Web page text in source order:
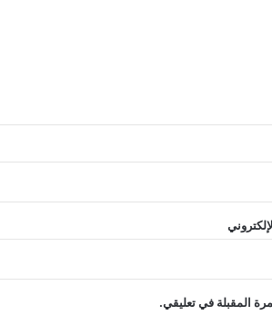
المقبلة في تعليقي.